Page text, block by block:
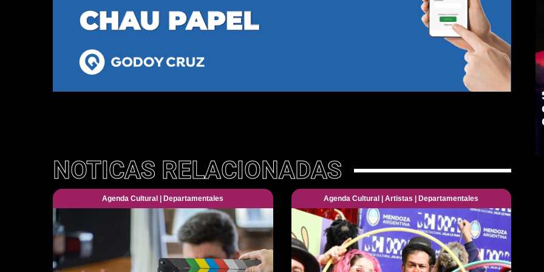
NOTICAS RELACIONADAS
Agenda Cultural |Departamentales Agenda Cultural |Artistas |Departamentales